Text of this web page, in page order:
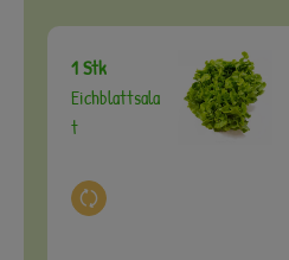
1 Stk
Eichblattsala
t
Auswahl ändern